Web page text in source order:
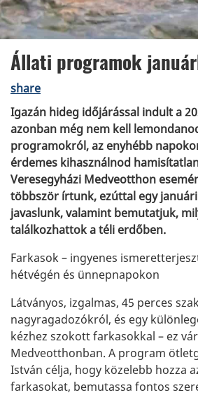
Állati programok
share
Igazán hideg időjárással indult a
azonban még nem kell
programokról, az enyhébb
érdemes kihasználnod
Veresegyházi Medveotthon
többször írtunk, ezúttal egy
javaslunk, valamint bemutatjuk,
találkozhattok a téli erdőben.
Farkasok – ingyenes
hétvégén és ünnepnapokon
Látványos, izgalmas, 45 perces
nagyragadozókról, és egy
kézhez szokott farkasokkal – ez
Medveotthonban. A program
István célja, hogy közelebb hozza
farkasokat, bemutassa fontos